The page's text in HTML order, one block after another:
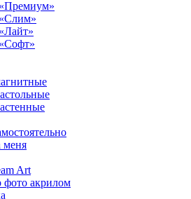
меня
Art
фото акрилом